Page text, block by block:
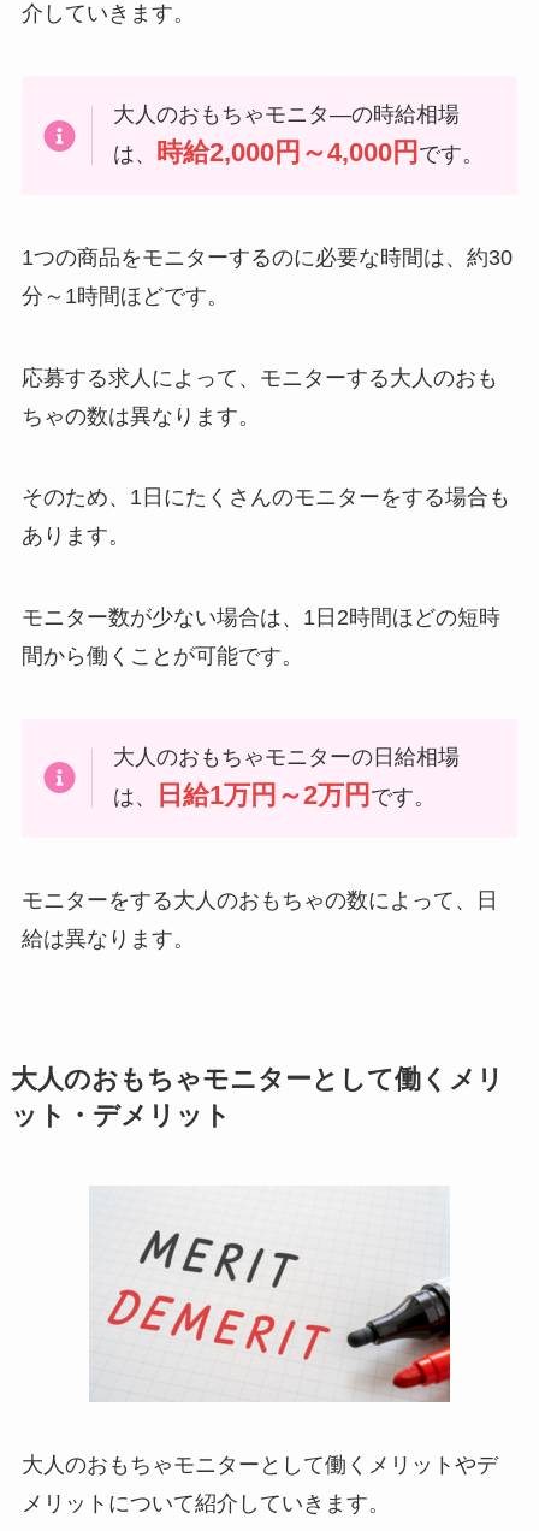
介していきます。
大人のおもちゃモニタ―の時給相場
は、 時給2,000円～4,000円 です。
1つの商品をモニターするのに必要な時間は、約30
分～1時間ほどです。
応募する求人によって、モニターする大人のおも
ちゃの数は異なります。
そのため、1日にたくさんのモニターをする場合も
あります。
モニター数が少ない場合は、1日2時間ほどの短時
間から働くことが可能です。
大人のおもちゃモニターの日給相場
は、
日給1万円～2万円 です。
モニターをする大人のおもちゃの数によって、日
給は異なります。
大人のおもちゃモニターとして働くメリ
ット・デメリット
大人のおもちゃモニターとして働くメリットやデ
メリットについて紹介していきます。